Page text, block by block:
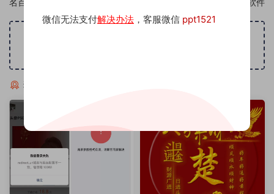
名百家姓氏头像制作教程软件
名百家姓氏头像制作教程软件
猜你喜欢
微信无法支付解决办法 ，客服微信 ppt1521